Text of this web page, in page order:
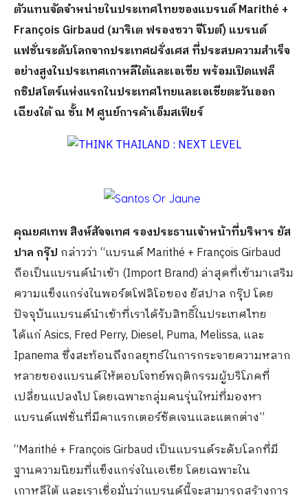
ตัวแทนจัดจำหน่ายในประเทศไทยของแบรนด์Marithé +
François Girbaud (มาริเต ฟรองซวา จีโบต์)แบรนด์
แฟชั่นระดับโลกจากประเทศฝรั่งเศส ที่ประสบความสำเร็จ
อย่างสูงในประเทศเกาหลีใต้และเอเซีย พร้อมเปิดแฟล็
กชิปสโตร์แห่งแรกในประเทศไทยและเอเชียตะวันออก
เฉียงใต้ณ ชั้น Mศูนย์การค้าเอ็มสเฟียร์
คุณยศเทพ สิงห์สัจจเทศ รองประธานเจ้าหน้าที่บริหาร ยัส
ปาล กรุ๊ป กล่าวว่า “แบรนด์ Marithé + François Girbaud
ถือเป็นแบรนด์นำเข้า (Import Brand) ล่าสุดที่เข้ามาเสริม
ความแข็งแกร่งในพอร์ตโฟลิโอของ ยัสปาล กรุ๊ป โดย
ปัจจุบันแบรนด์นำเข้าที่เราได้รับสิทธิ์ในประเทศไทย
ได้แก่ Asics, Fred Perry, Diesel, Puma, Melissa, และ
Ipanema ซึ่งสะท้อนถึงกลยุทธ์ในการกระจายความหลาก
หลายของแบรนด์ให้ตอบโจทย์พฤติกรรมผู้บริโภคที่
เปลี่ยนแปลงไป โดยเฉพาะกลุ่มคนรุ่นใหม่ที่มองหา
แบรนด์แฟชั่นที่มีคาแรกเตอร์ชัดเจนและแตกต่าง”
“Marithé + François Girbaud เป็นแบรนด์ระดับโลกที่มี
ฐานความนิยมที่แข็งแกร่งในเอเชีย โดยเฉพาะใน
เกาหลีใต้ และเราเชื่อมั่นว่าแบรนด์นี้จะสามารถสร้างการ